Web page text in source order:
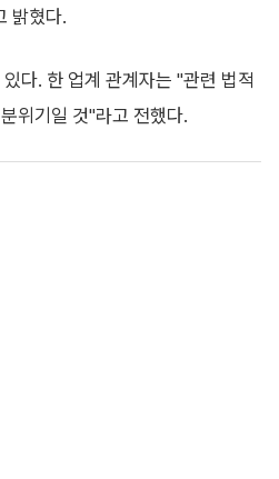
밝혔다.
다. 한 업계 관계자는 "관련 법적
위기일 것"라고 전했다.